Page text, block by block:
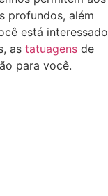
profundos, além
está interessado
as tatuagens de
para você.